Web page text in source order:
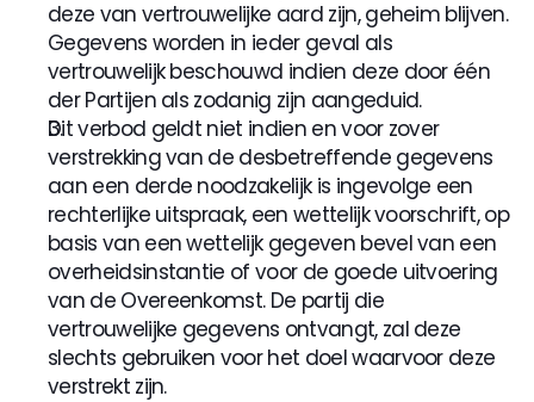
deze van vertrouwelijke aard zijn, geheim blijven.
Gegevens worden in ieder geval als
vertrouwelijk beschouwd indien deze door één
der Partijen als zodanig zijn aangeduid.
Dit verbod geldt niet indien en voor zover
verstrekking van de desbetreffende gegevens
aan een derde noodzakelijk is ingevolge een
rechterlijke uitspraak, een wettelijk voorschrift, op
basis van een wettelijk gegeven bevel van een
overheidsinstantie of voor de goede uitvoering
van de Overeenkomst. De partij die
vertrouwelijke gegevens ontvangt, zal deze
slechts gebruiken voor het doel waarvoor deze
verstrekt zijn.